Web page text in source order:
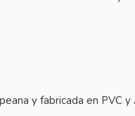
y fabricada en PVC y